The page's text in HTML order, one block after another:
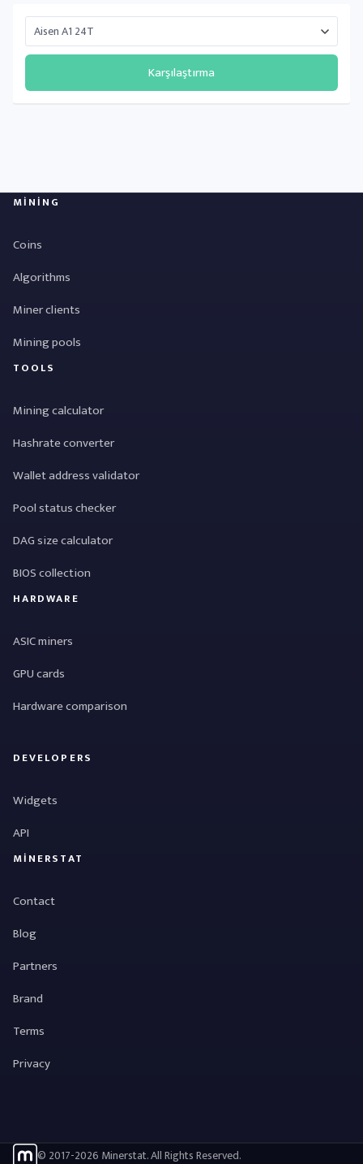
Karşılaştırma
MINING
Coins
Algorithms
Miner clients
Mining pools
TOOLS
Mining calculator
Hashrate converter
Wallet address validator
Pool status checker
DAG size calculator
BIOS collection
HARDWARE
ASIC miners
GPU cards
Hardware comparison
DEVELOPERS
Widgets
API
MINERSTAT
Contact
Blog
Partners
Brand
Terms
Privacy
© 2017-2026 Minerstat. All Rights Reserved.